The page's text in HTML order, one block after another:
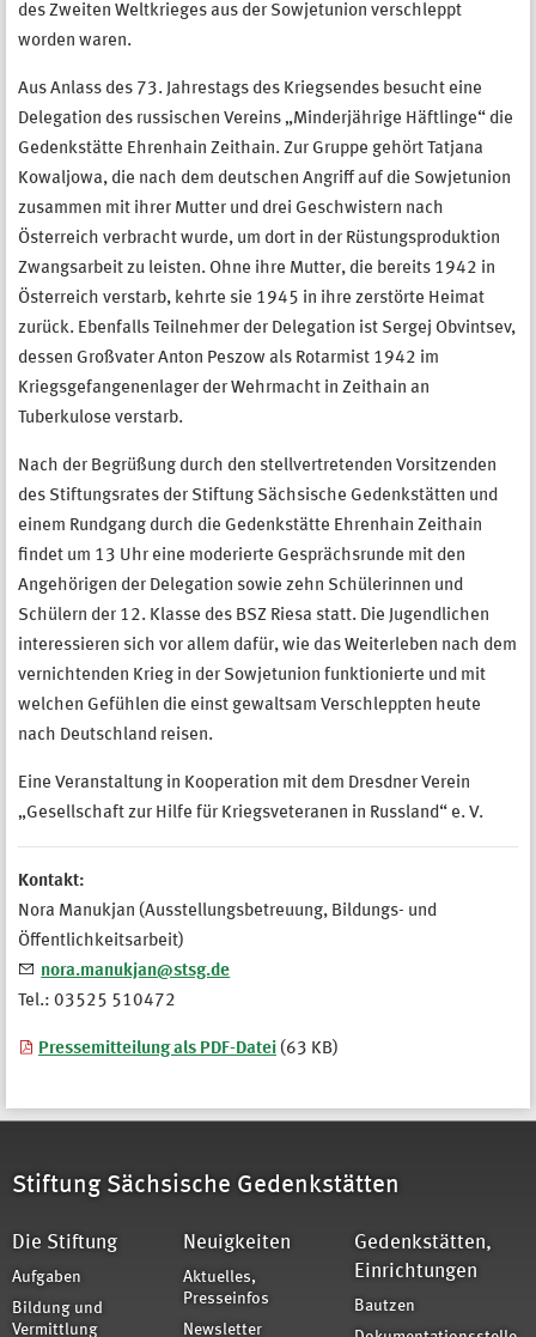
des Zweiten Weltkrieges aus der Sowjetunion verschleppt
worden waren.
Aus Anlass des 73. Jahrestags des Kriegsendes besucht eine
Delegation des russischen Vereins „Minderjährige Häftlinge“ die
Gedenkstätte Ehrenhain Zeithain. Zur Gruppe gehört Tatjana
Kowaljowa, die nach dem deutschen Angriff auf die Sowjetunion
zusammen mit ihrer Mutter und drei Geschwistern nach
Österreich verbracht wurde, um dort in der Rüstungsproduktion
Zwangsarbeit zu leisten. Ohne ihre Mutter, die bereits 1942 in
Österreich verstarb, kehrte sie 1945 in ihre zerstörte Heimat
zurück. Ebenfalls Teilnehmer der Delegation ist Sergej Obvintsev,
dessen Großvater Anton Peszow als Rotarmist 1942 im
Kriegsgefangenenlager der Wehrmacht in Zeithain an
Tuberkulose verstarb.
Nach der Begrüßung durch den stellvertretenden Vorsitzenden
des Stiftungsrates der Stiftung Sächsische Gedenkstätten und
einem Rundgang durch die Gedenkstätte Ehrenhain Zeithain
findet um 13 Uhr eine moderierte Gesprächsrunde mit den
Angehörigen der Delegation sowie zehn Schülerinnen und
Schülern der 12. Klasse des BSZ Riesa statt. Die Jugendlichen
interessieren sich vor allem dafür, wie das Weiterleben nach dem
vernichtenden Krieg in der Sowjetunion funktionierte und mit
welchen Gefühlen die einst gewaltsam Verschleppten heute
nach Deutschland reisen.
Eine Veranstaltung in Kooperation mit dem Dresdner Verein
„Gesellschaft zur Hilfe für Kriegsveteranen in Russland“ e. V.
Kontakt:
Nora Manukjan (Ausstellungsbetreuung, Bildungs- und
Öffentlichkeitsarbeit)
nora.manukjan@stsg.de
Tel.: 03525 510472
Pressemitteilung als PDF-Datei (63 KB)
Stiftung Sächsische Gedenkstätten
Die Stiftung
Aufgaben
Bildung und
Vermittlung
Neuigkeiten
Aktuelles,
Presseinfos
Newsletter
Gedenkstätten,
Einrichtungen
Bautzen